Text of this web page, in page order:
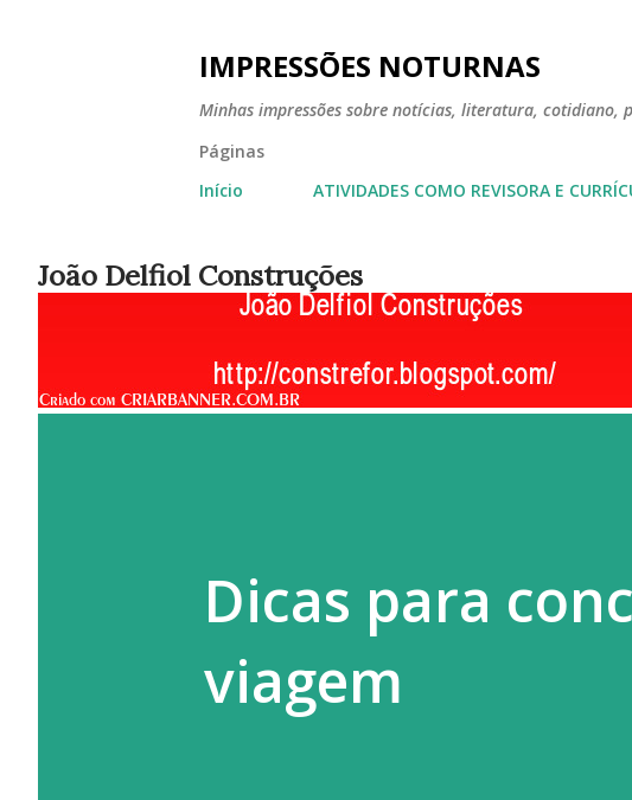
IMPRESSÕES NOTURNAS
Minhas impressões sobre notícias, literatura, cotidiano,
Páginas
Início
ATIVIDADES COMO REVISORA E
João Delfiol Construções
Dicas para
viagem